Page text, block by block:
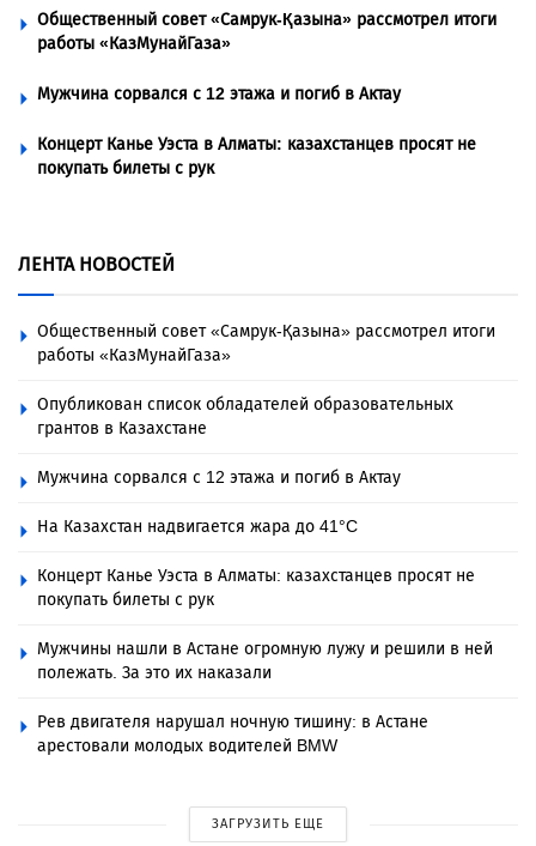
Общественный совет «Самрук-Қазына» рассмотрел итоги
работы «КазМунайГаза»
Мужчина сорвался с 12 этажа и погиб в Актау
Концерт Канье Уэста в Алматы: казахстанцев просят не
покупать билеты с рук
ЛЕНТА НОВОСТЕЙ
Общественный совет «Самрук-Қазына» рассмотрел итоги
работы «КазМунайГаза»
Опубликован список обладателей образовательных
грантов в Казахстане
Мужчина сорвался с 12 этажа и погиб в Актау
На Казахстан надвигается жара до 41°C
Концерт Канье Уэста в Алматы: казахстанцев просят не
покупать билеты с рук
Мужчины нашли в Астане огромную лужу и решили в ней
полежать. За это их наказали
Рев двигателя нарушал ночную тишину: в Астане
арестовали молодых водителей BMW
ЗАГРУЗИТЬ ЕЩЕ